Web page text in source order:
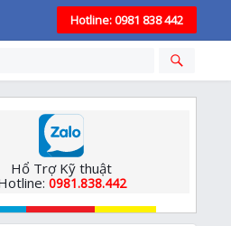
Hotline: 0981 838 442
Hổ Trợ Kỹ thuật
0981.838.442